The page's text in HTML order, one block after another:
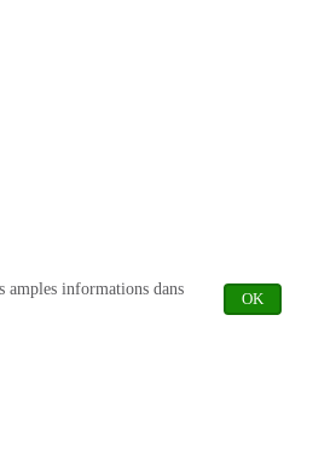
amples informations dans
OK